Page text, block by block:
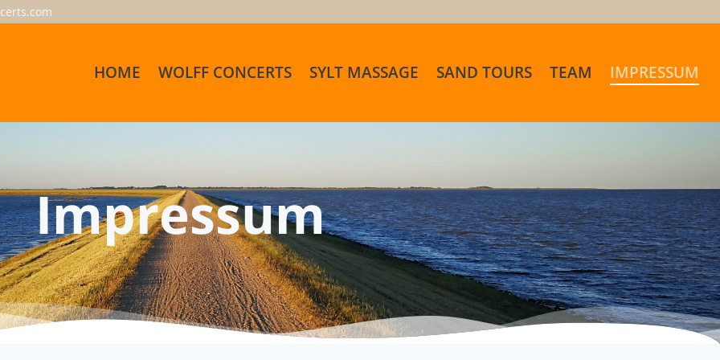
HOME WOLFF CONCERTS SYLT MASSAGE SAND TOURS TEAM IMPRESSUM
Impressum